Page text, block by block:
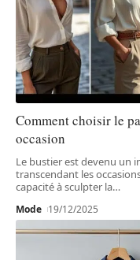
Comment choisir le
occasion
Le bustier est devenu un
transcendant les
capacité à sculpter la…
Mode 19/12/2025